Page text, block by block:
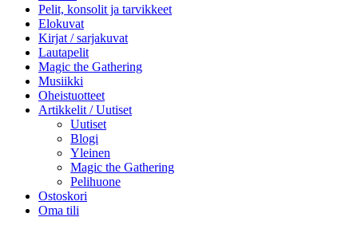
Pelit, konsolit ja tarvikkeet
Elokuvat
Kirjat / sarjakuvat
Lautapelit
Magic the Gathering
Musiikki
Oheistuotteet
Artikkelit / Uutiset
Uutiset
Blogi
Yleinen
Magic the Gathering
Pelihuone
Ostoskori
Oma tili